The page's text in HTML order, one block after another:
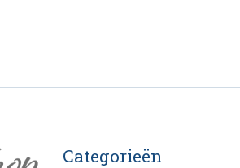
Categorieën